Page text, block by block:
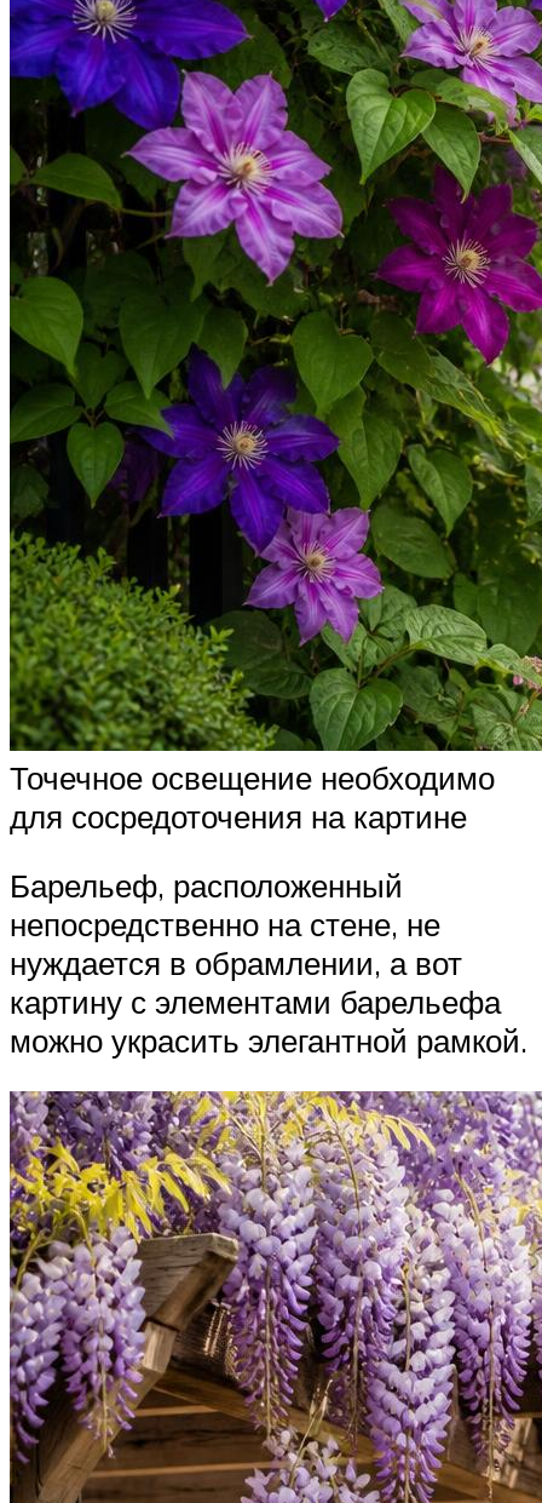
Точечное освещение необходимо
для сосредоточения на картине
Барельеф, расположенный
непосредственно на стене, не
нуждается в обрамлении, а вот
картину с элементами барельефа
можно украсить элегантной рамкой.